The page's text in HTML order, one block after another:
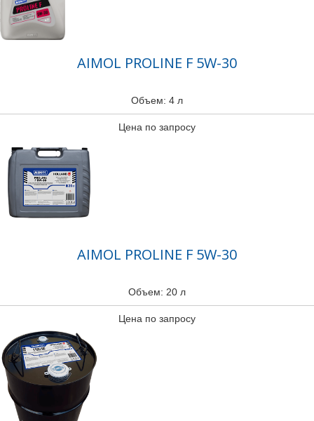
AIMOL PROLINE F 5W-30
Объем: 4 л
Цена по запросу
AIMOL PROLINE F 5W-30
Объем: 20 л
Цена по запросу